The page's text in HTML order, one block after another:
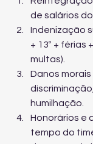
de salários
Indenização
+ 13º + férias
multas).
Danos
humilhação.
Honorários e
tempo do